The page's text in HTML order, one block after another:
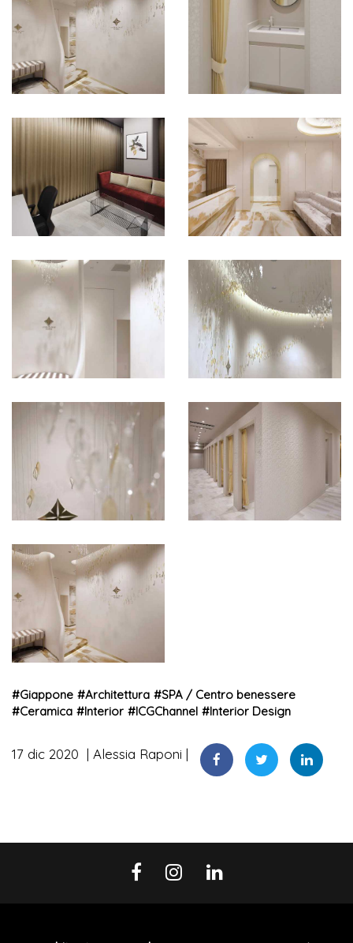
#Giappone #Architettura #SPA / Centro benessere
#Ceramica #Interior #ICGChannel #Interior Design
17 dic 2020 Alessia Raponi